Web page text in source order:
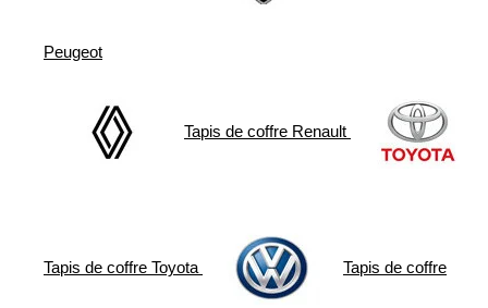
Peugeot
Tapis de coffre Renault
Tapis de coffre Toyota Tapis de coffre